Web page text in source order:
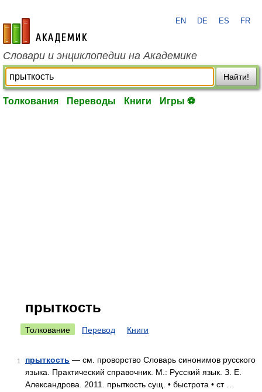
academic.ru
EN DE ES FR
Словари и энциклопедии на Академике
Найти!
Толкования Переводы Книги Игры ⚽
прыткость
Толкование Перевод Книги
1 прыткость — см. проворство Словарь синонимов русского
языка. Практический справочник. М.: Русский язык. З. Е.
Александрова. 2011. прыткость сущ. • быстрота • ст …